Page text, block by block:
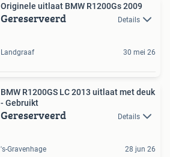
Originele uitlaat BMW R1200Gs 2009
Gereserveerd Details
Landgraaf 30 mei 26
BMW R1200GS LC 2013 uitlaat met deuk
- Gebruikt
Gereserveerd Details
's-Gravenhage 28 jun 26